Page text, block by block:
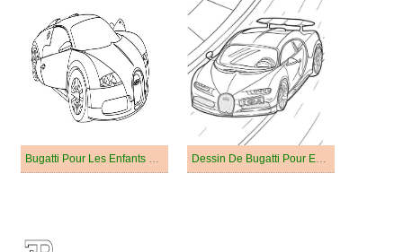
Bugatti Pour Les Enfants De 3 An Dessin De Bugatti Pour Enfants